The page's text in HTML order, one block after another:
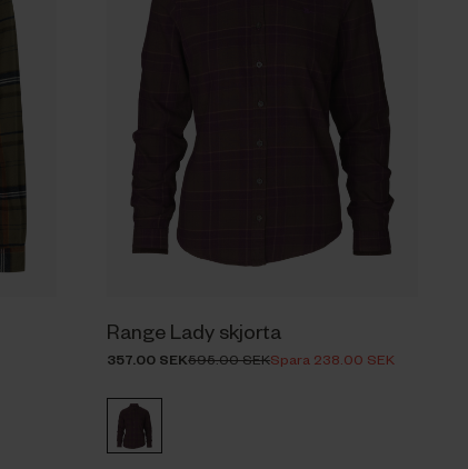
Range Lady skjorta
357.00 SEK595.00 SEKSpara 238.00 SEK